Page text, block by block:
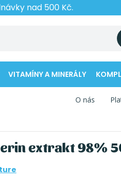
nad 500 Kč.
VITAMÍNY A MINERÁLY
O nás
extrakt 98%